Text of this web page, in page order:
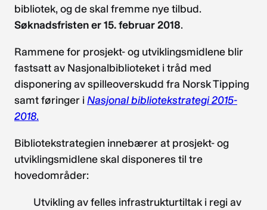
bibliotek, og de skal fremme nye tilbud.
Søknadsfristen er 15. februar 2018.
Rammene for prosjekt- og utviklingsmidlene blir
fastsatt av Nasjonalbiblioteket i tråd med
disponering av spilleoverskudd fra Norsk Tipping
samt føringer i Nasjonal bibliotekstrategi 2015-
2018.
Bibliotekstrategien innebærer at prosjekt- og
utviklingsmidlene skal disponeres til tre
hovedområder:
Utvikling av felles infrastrukturtiltak i regi av